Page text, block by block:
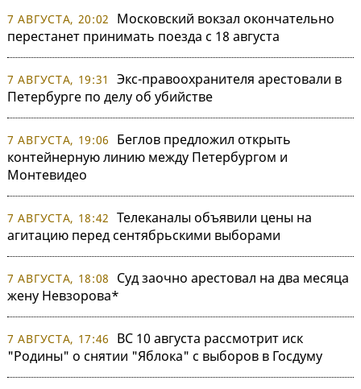
7 АВГУСТА, 20:02
Московский вокзал окончательно
перестанет принимать поезда с 18 августа
7 АВГУСТА, 19:31
Экс-правоохранителя арестовали в
Петербурге по делу об убийстве
7 АВГУСТА, 19:06
Беглов предложил открыть
контейнерную линию между Петербургом и
Монтевидео
7 АВГУСТА, 18:42 Телеканалы объявили цены на
агитацию перед сентябрьскими выборами
7 АВГУСТА, 18:08
Суд заочно арестовал на два месяца
жену Невзорова*
7 АВГУСТА, 17:46
ВС 10 августа рассмотрит иск
"Родины" о снятии "Яблока" с выборов в Госдуму